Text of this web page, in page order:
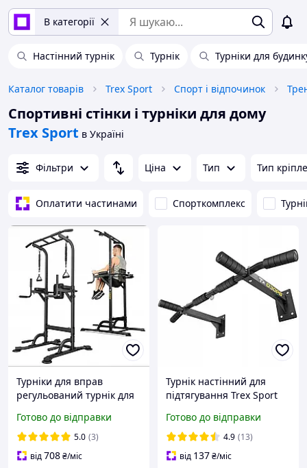
В категорії
Настінний турнік Турнік Турніки для
Каталог товарів Trex Sport Спорт і відпочинок
Спортивні стінки і турніки для дому
Trex Sport в Україні
Фільтри Ціна Тип Тип
Оплатити частинами Спорткомплекс
Турніки для вправ
регульований турнік для
Sport TX-150PR
Готово до відправки
5.0 (3)
від708₴/міс
Турнік настінний для
підтягування Trex Sport
Готово до відправки
4.9 (13)
від 137₴/міс